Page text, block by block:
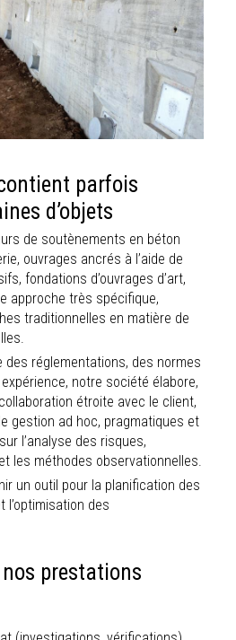
parfois
d’objets
de soutènements en béton
ouvrages ancrés à l’aide de
fondations d’ouvrages d’art,
approche très spécifique,
traditionnelles en matière de
des réglementations, des normes
notre société élabore,
étroite avec le client,
gestion ad hoc, pragmatiques et
l’analyse des risques,
les méthodes observationnelles.
un outil pour la planification des
l’optimisation des
prestations